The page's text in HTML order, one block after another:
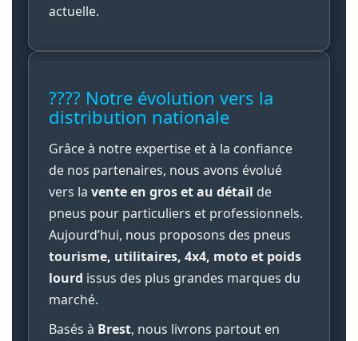
actuelle.
???? Notre évolution vers la
distribution nationale
Grâce à notre expertise et à la confiance
de nos partenaires, nous avons évolué
vers la vente en gros et au détail de
pneus pour particuliers et professionnels.
Aujourd’hui, nous proposons des pneus
tourisme, utilitaires, 4x4, moto et poids
lourd issus des plus grandes marques du
marché.
Basés à Brest, nous livrons partout en